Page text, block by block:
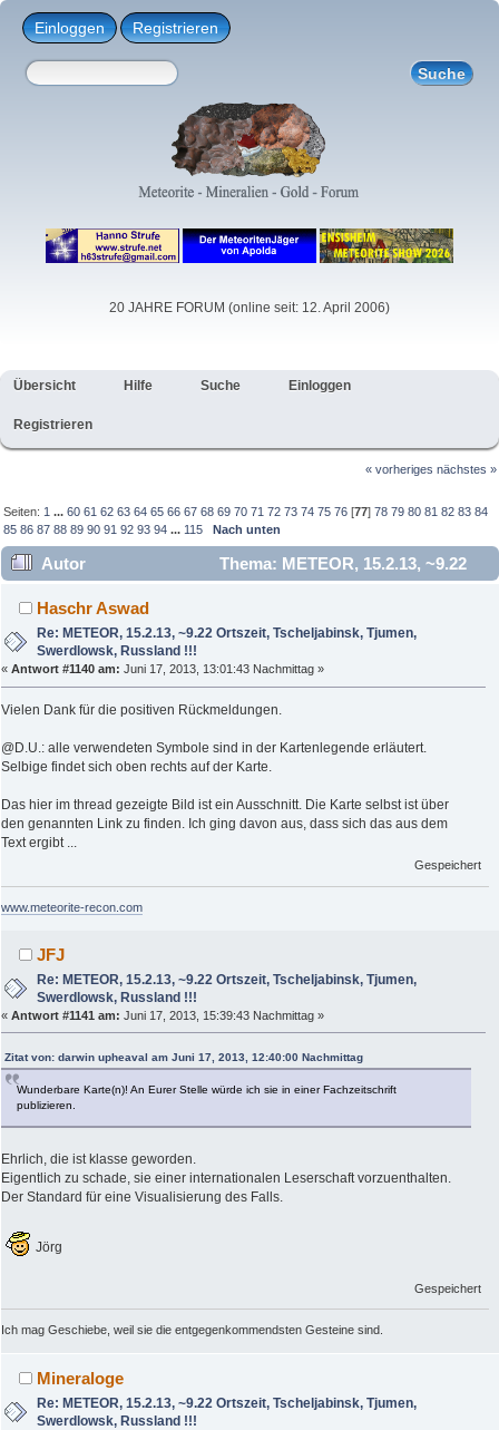
Einloggen Registrieren
20 JAHRE FORUM (online seit: 12. April 2006)
Übersicht Hilfe Suche Einloggen
Registrieren
« vorheriges nächstes »
Seiten: 1 ...60 61 62 63 64 65 66 67 68 69 70 71 72 73 74 75 76 [77]78 79 80 81 82 83 84
85 86 87 88 89 90 91 92 93 94 ... 115 Nach unten
Autor
Thema: METEOR, 15.2.13, ~9.22
Ortszeit, Tscheljabinsk, Tjumen, Swerdlowsk, Russland !!!
(Gelesen 844588 mal)
Haschr Aswad
Re: METEOR, 15.2.13, ~9.22 Ortszeit, Tscheljabinsk, Tjumen,
Swerdlowsk, Russland !!!
« Antwort #1140 am: Juni 17, 2013, 13:01:43 Nachmittag »
Vielen Dank für die positiven Rückmeldungen.
@D.U.: alle verwendeten Symbole sind in der Kartenlegende erläutert.
Selbige findet sich oben rechts auf der Karte.
Das hier im thread gezeigte Bild ist ein Ausschnitt. Die Karte selbst ist über
den genannten Link zu finden. Ich ging davon aus, dass sich das aus dem
Text ergibt ...
Gespeichert
www.meteorite-recon.com
JFJ
Re: METEOR, 15.2.13, ~9.22 Ortszeit, Tscheljabinsk, Tjumen,
Swerdlowsk, Russland !!!
« Antwort #1141 am: Juni 17, 2013, 15:39:43 Nachmittag »
Zitat von: darwin upheaval am Juni 17, 2013, 12:40:00 Nachmittag
Wunderbare Karte(n)! An Eurer Stelle würde ich sie in einer Fachzeitschrift
publizieren.
Ehrlich, die ist klasse geworden.
Eigentlich zu schade, sie einer internationalen Leserschaft vorzuenthalten.
Der Standard für eine Visualisierung des Falls.
Jörg
Gespeichert
Ich mag Geschiebe, weil sie die entgegenkommendsten Gesteine sind.
Mineraloge
Re: METEOR, 15.2.13, ~9.22 Ortszeit, Tscheljabinsk, Tjumen,
Swerdlowsk, Russland !!!